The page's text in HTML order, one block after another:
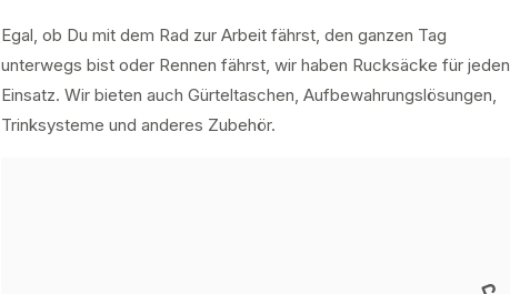
Egal, ob Du mit dem Rad zur Arbeit fährst, den ganzen Tag
unterwegs bist oder Rennen fährst, wir haben Rucksäcke für jeden
Einsatz. Wir bieten auch Gürteltaschen, Aufbewahrungslösungen,
Trinksysteme und anderes Zubehör.